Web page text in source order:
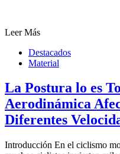
Leer Más
Destacados
Material
La Postura lo es
Aerodinámica
Diferentes
Introducción En el ciclismo